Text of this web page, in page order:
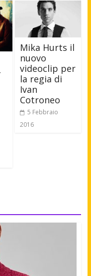
Mika Hurts il
nuovo
videoclip per
la regia di
Ivan
Cotroneo
5 Febbraio
2016